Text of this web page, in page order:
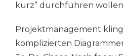
kurz” durchführen
Projektmanagement
komplizierten